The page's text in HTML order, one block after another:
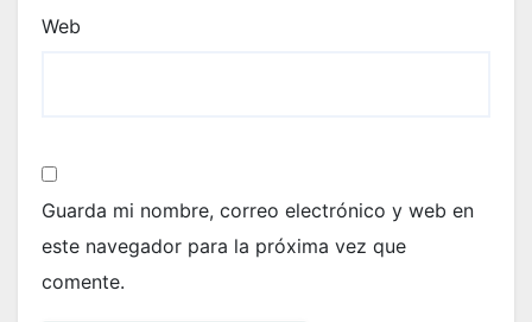
Web
Guarda mi nombre, correo electrónico y web en
este navegador para la próxima vez que
comente.